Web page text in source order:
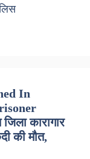
In
कारागार
की मौत,